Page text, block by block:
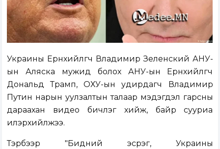
Украины Ерөнхийлөгч Владимир Зеленский АНУ-
ын Аляска мужид болох АНУ-ын Ерөнхийлөгч
Дональд Трамп, ОХУ-ын удирдагч Владимир
Путин нарын уулзалтын талаар мэдэгдэл гарсны
дараахан видео бичлэг хийж, байр сууриа
илэрхийлжээ.
Тэрбээр "Бидний эсрэг, Украины